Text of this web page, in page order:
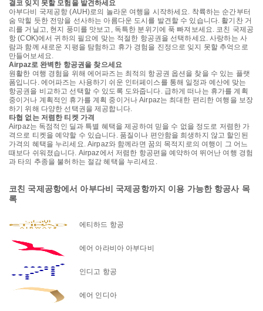
결코 잊지 못할 모험을 발견하세요
아부다비 국제공항 (AUH)로의 놀라운 여행을 시작하세요. 착륙하는 순간부터
숨 막힐 듯한 전망을 선사하는 아름다운 도시를 발견할 수 있습니다. 활기찬 거
리를 거닐고, 현지 풍미를 맛보고, 독특한 분위기에 푹 빠져보세요. 코친 국제공
항 (COK)에서 귀하의 필요에 맞는 적절한 항공권을 선택하세요. 사랑하는 사
람과 함께 새로운 지평을 탐험하고 휴가 경험을 진정으로 잊지 못할 추억으로
만들어보세요.
Airpaz로 완벽한 항공권을 찾으세요
원활한 여행 경험을 위해 에어파즈는 최적의 항공권 옵션을 찾을 수 있는 플랫
폼입니다. 에어파즈는 사용하기 쉬운 인터페이스를 통해 일정과 예산에 맞는
항공권을 비교하고 선택할 수 있도록 도와줍니다. 급하게 떠나는 휴가를 계획
중이거나 계획적인 휴가를 계획 중이거나 Airpaz는 최대한 편리한 여행을 보장
하기 위해 다양한 선택권을 제공합니다.
타협 없는 저렴한 티켓 가격
Airpaz는 독점적인 딜과 특별 혜택을 제공하여 믿을 수 없을 정도로 저렴한 가
격으로 티켓을 예약할 수 있습니다. 품질이나 편안함을 희생하지 않고 할인된
가격의 혜택을 누리세요. Airpaz와 함께라면 꿈의 목적지로의 여행이 그 어느
때보다 쉬워졌습니다. Airpaz에서 저렴한 항공편을 예약하여 뛰어난 여행 경험
과 타의 추종을 불허하는 절감 혜택을 누리세요.
코친 국제공항에서 아부다비 국제공항까지 이용 가능한 항공사 목
록
에티하드 항공
에어 아라비아 아부다비
인디고 항공
에어 인디아